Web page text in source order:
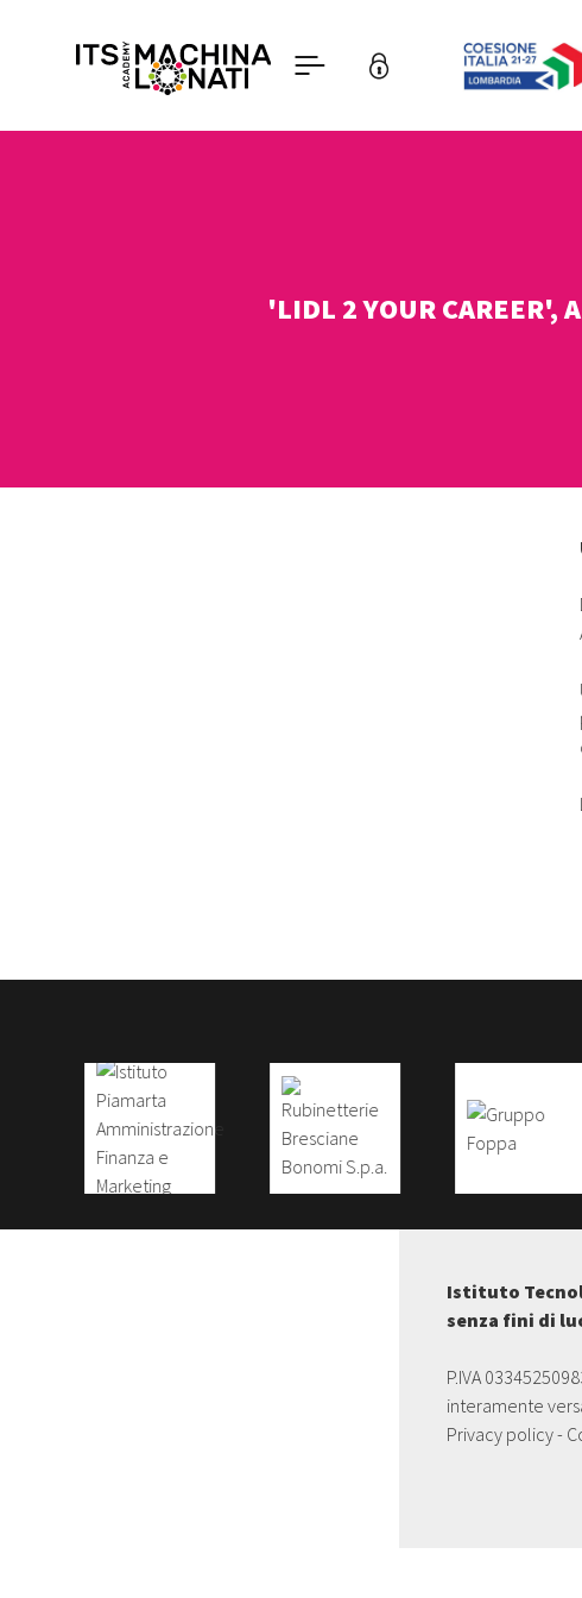
'LIDL 2 YOUR CAREER',
Istituto
senza fini di
P.IVA
interamente
Privacy policy-